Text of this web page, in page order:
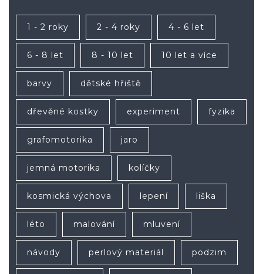
1 - 2 roky 2 - 4 roky 4 - 6 let
6 - 8 let 8 - 10 let 10 let a více
barvy dětské hřiště
dřevěné kostky experiment fyzika
grafomotorika jaro
jemná motorika kolíčky
kosmická výchova lepení liška
léto malování mluvení
návody perlový materiál podzim